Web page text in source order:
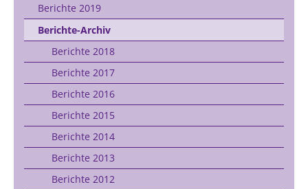
Berichte 2019
Berichte-Archiv
Berichte 2018
Berichte 2017
Berichte 2016
Berichte 2015
Berichte 2014
Berichte 2013
Berichte 2012